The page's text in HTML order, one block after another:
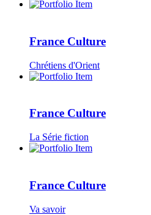
France Culture
Chrétiens d'Orient
France Culture
La Série fiction
France Culture
Va savoir